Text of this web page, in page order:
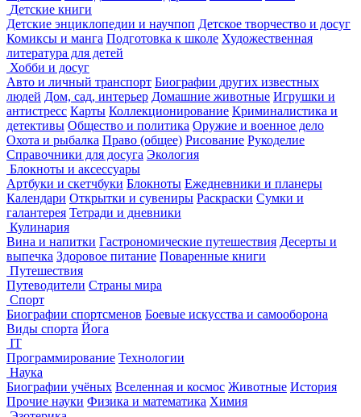
Детские книги
Детские энциклопедии и научпоп Детское творчество и досуг
Комиксы и манга Подготовка к школе Художественная
литература для детей
Хобби и досуг
Авто и личный транспорт Биографии других известных
людей Дом, сад, интерьер Домашние животные Игрушки и
антистресс Карты Коллекционирование Криминалистика и
детективы Общество и политика Оружие и военное дело
Охота и рыбалка Право (общее) Рисование Рукоделие
Справочники для досуга Экология
Блокноты и аксессуары
Артбуки и скетчбуки Блокноты Ежедневники и планеры
Календари Открытки и сувениры Раскраски Сумки и
галантерея Тетради и дневники
Кулинария
Вина и напитки Гастрономические путешествия Десерты и
выпечка Здоровое питание Поваренные книги
Путешествия
Путеводители Страны мира
Спорт
Биографии спортсменов Боевые искусства и самооборона
Виды спорта Йога
IT
Программирование Технологии
Наука
Биографии учёных Вселенная и космос Животные История
Прочие науки Физика и математика Химия